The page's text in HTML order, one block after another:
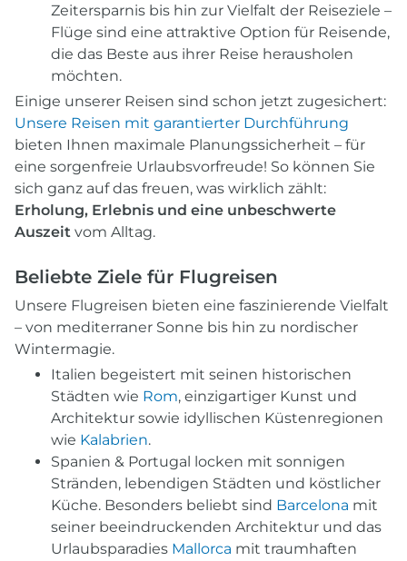
Zeitersparnis bis hin zur Vielfalt der Reiseziele –
Flüge sind eine attraktive Option für Reisende,
die das Beste aus ihrer Reise herausholen
möchten.
Einige unserer Reisen sind schon jetzt zugesichert:
Unsere Reisen mit garantierter Durchführung
bieten Ihnen maximale Planungssicherheit – für
eine sorgenfreie Urlaubsvorfreude! So können Sie
sich ganz auf das freuen, was wirklich zählt:
Erholung, Erlebnis und eine unbeschwerte
Auszeit vom Alltag.
Beliebte Ziele für Flugreisen
Unsere Flugreisen bieten eine faszinierende Vielfalt
– von mediterraner Sonne bis hin zu nordischer
Wintermagie.
Italien begeistert mit seinen historischen
Städten wie Rom, einzigartiger Kunst und
Architektur sowie idyllischen Küstenregionen
wie Kalabrien.
Spanien & Portugal locken mit sonnigen
Stränden, lebendigen Städten und köstlicher
Küche. Besonders beliebt sind Barcelona mit
seiner beeindruckenden Architektur und das
Urlaubsparadies Mallorca mit traumhaften